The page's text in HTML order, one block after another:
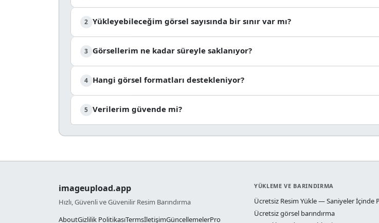
2 Yükleyebileceğim görsel sayısında bir sınır var mı?
3 Görsellerim ne kadar süreyle saklanıyor?
4 Hangi görsel formatları destekleniyor?
5 Verilerim güvende mi?
imageupload.app
Hızlı, Güvenli ve Güvenilir Resim Barındırma
AboutGizlilik PolitikasıTermsİletişimGüncellemelerPro
YÜKLEME VE BARINDIRMA
Ücretsiz Resim Yükle — Saniyeler İçinde
Ücretsiz görsel barındırma